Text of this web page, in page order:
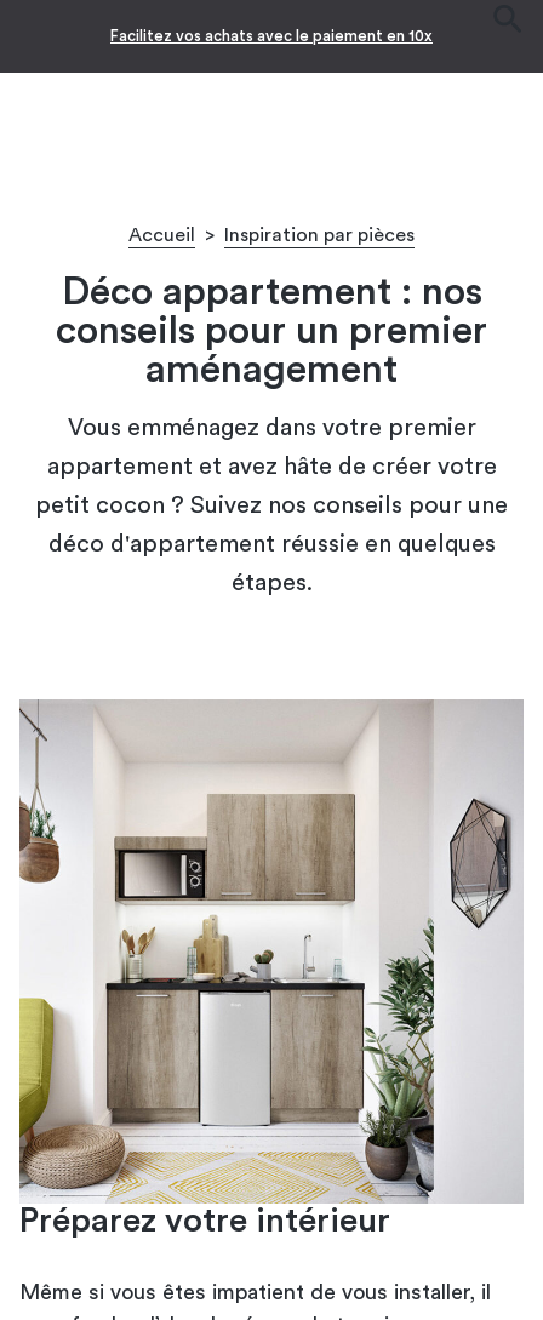
Facilitez vos achats avec le paiement en 10x
Accueil > Inspiration par pièces
Déco appartement : nos
conseils pour un premier
aménagement
Vous emménagez dans votre premier
appartement et avez hâte de créer votre
petit cocon ? Suivez nos conseils pour une
déco d'appartement réussie en quelques
étapes.
Préparez votre intérieur
Même si vous êtes impatient de vous installer, il